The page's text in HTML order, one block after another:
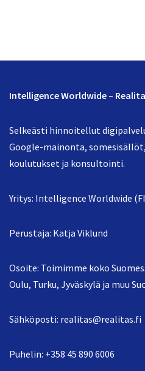
Intelligence Worldwide –
Selkeästi hinnoitellut
Google-mainonta,
koulutukset ja konsultointi.
Yritys: Intelligence Worldwide
Perustaja: Katja Viklund
Osoite: Toimimme koko
Oulu, Turku, Jyväskylä ja muu
Sähköposti: realitas@realitas.fi
Puhelin: +358 45 890 6006